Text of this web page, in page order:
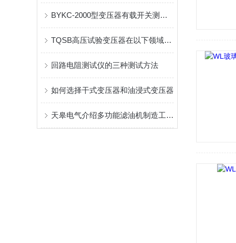
BYKC-2000型变压器有载开关测试仪结构及面板说明
TQSB高压试验变压器在以下领域中都有着广泛的作用
回路电阻测试仪的三种测试方法
如何选择干式变压器和油浸式变压器
天皋电气介绍多功能滤油机制造工艺四大要点